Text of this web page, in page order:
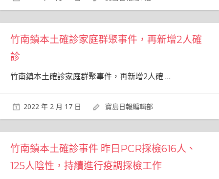
竹南鎮本土確診家庭群聚事件，再新增2人確
診
竹南鎮本土確診家庭群聚事件，再新增2人確…
2022 年 2 月 17 日 寶島日報編輯部
竹南鎮本土確診事件 昨日PCR採檢616人、
125人陰性，持續進行疫調採檢工作